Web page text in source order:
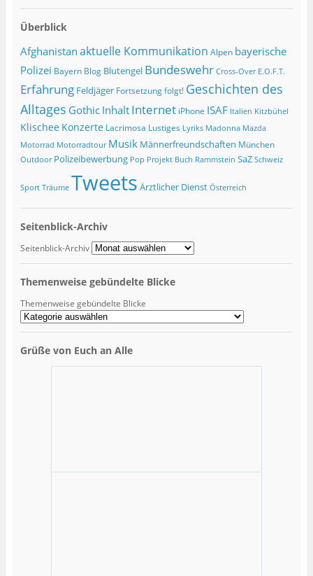
Überblick
Afghanistanaktuelle Kommunikation Alpen bayerische
Polizei Bayern Blog Blutengel Bundeswehr Cross-Over E.O.F.T.
Erfahrung Feldjäger Fortsetzung folgt! Geschichten des
Alltages Gothic Inhalt Internet iPhone ISAF Italien Kitzbühel
Klischee Konzerte Lacrimosa Lustiges Lyriks Madonna Mazda
Motorrad Motorradtour Musik Männerfreundschaften München
Outdoor Polizeibewerbung Pop Projekt Buch Rammstein SaZ Schweiz
Sport Träume Tweets Ärztlicher Dienst Österreich
Seitenblick-Archiv
Seitenblick-Archiv
Themenweise gebündelte Blicke
Themenweise gebündelte Blicke
Grüße von Euch an Alle